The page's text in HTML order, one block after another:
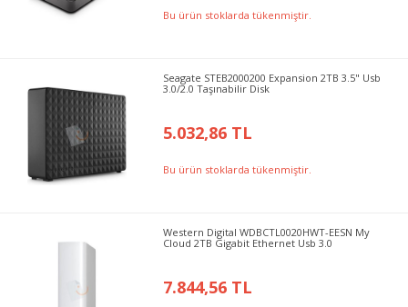
Bu ürün stoklarda tükenmiştir.
Seagate STEB2000200 Expansion 2TB 3.5" Usb
3.0/2.0 Taşınabilir Disk
5.032,86 TL
Bu ürün stoklarda tükenmiştir.
Western Digital WDBCTL0020HWT-EESN My
Cloud 2TB Gigabit Ethernet Usb 3.0
7.844,56 TL